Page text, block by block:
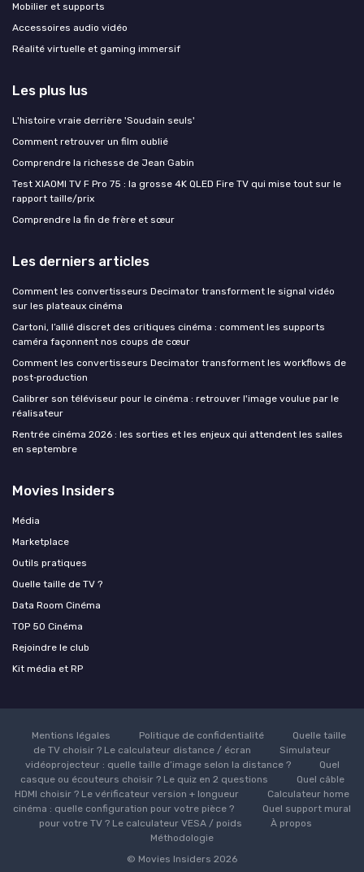
Mobilier et supports
Accessoires audio vidéo
Réalité virtuelle et gaming immersif
Les plus lus
L'histoire vraie derrière 'Soudain seuls'
Comment retrouver un film oublié
Comprendre la richesse de Jean Gabin
Test XIAOMI TV F Pro 75 : la grosse 4K QLED Fire TV qui mise tout sur le
rapport taille/prix
Comprendre la fin de frère et sœur
Les derniers articles
Comment les convertisseurs Decimator transforment le signal vidéo
sur les plateaux cinéma
Cartoni, l’allié discret des critiques cinéma : comment les supports
caméra façonnent nos coups de cœur
Comment les convertisseurs Decimator transforment les workflows de
post‑production
Calibrer son téléviseur pour le cinéma : retrouver l'image voulue par le
réalisateur
Rentrée cinéma 2026 : les sorties et les enjeux qui attendent les salles
en septembre
Movies Insiders
Média
Marketplace
Outils pratiques
Quelle taille de TV ?
Data Room Cinéma
TOP 50 Cinéma
Rejoindre le club
Kit média et RP
Mentions légales Politique de confidentialité
Quelle taille
de TV choisir ? Le calculateur distance / écran
Simulateur
vidéoprojecteur : quelle taille d’image selon la distance ?
Quel
casque ou écouteurs choisir ? Le quiz en 2 questions
Quel câble
HDMI choisir ? Le vérificateur version + longueur
Calculateur home
cinéma : quelle configuration pour votre pièce ?
Quel support mural
pour votre TV ? Le calculateur VESA / poids
À propos
Méthodologie
© Movies Insiders 2026